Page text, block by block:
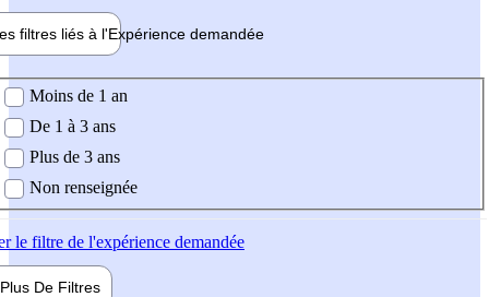
filtres liés à l'Expérience demandée
demandée
Moins de 1 an
De 1 à 3 ans
Plus de 3 ans
Non renseignée
le filtre de l'expérience demandée
Plus De Filtres